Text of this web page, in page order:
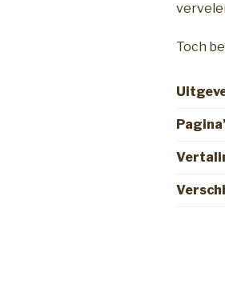
Toch